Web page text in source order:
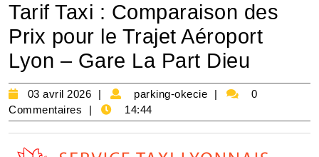
Tarif Taxi : Comparaison des
Prix pour le Trajet Aéroport
Lyon – Gare La Part Dieu
03 avril 2026
03
avril
2026
parking-okecie
parking-
0
Commentaires
14:44